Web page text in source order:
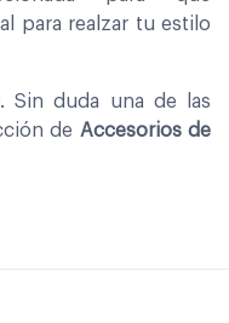
para realzar tu estilo
. Sin duda una de las
de Accesorios de